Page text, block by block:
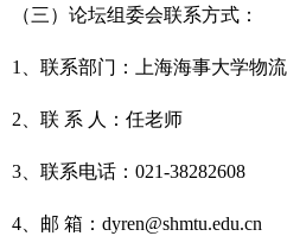
（三）论坛组委会联系方式：
1、联系部门：上海海事大学物
2、联 系 人：任老师
3、联系电话：021-38282608
4、邮 箱： dyren@shmtu.edu.cn